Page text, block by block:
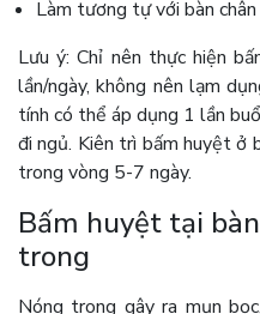
Làm tương tự với bàn chân
Lưu ý: Chỉ nên thực hiện
lần/ngày, không nên lạm
tính có thể áp dụng 1 lần
đi ngủ. Kiên trì bấm huyệt ở
trong vòng 5-7 ngày.
Bấm huyệt tại
trong
Nóng trong gây ra mụn